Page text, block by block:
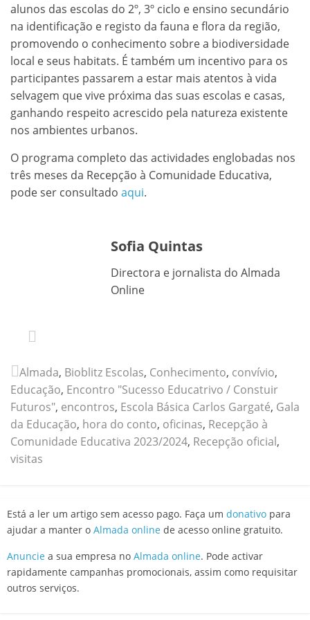
alunos das escolas do 2º, 3º ciclo e ensino secundário
na identificação e registo da fauna e flora da região,
promovendo o conhecimento sobre a biodiversidade
local e seus habitats. É também um incentivo para os
participantes passarem a estar mais atentos à vida
selvagem que vive próxima das suas escolas e casas,
ganhando respeito acrescido pela natureza existente
nos ambientes urbanos.
O programa completo das actividades englobadas nos
três meses da Recepção à Comunidade Educativa,
pode ser consultado aqui.
Sofia Quintas
Directora e jornalista do Almada
Online
Almada, Bioblitz Escolas, Conhecimento, convívio,
Educação, Encontro "Sucesso Educatrivo / Constuir
Futuros", encontros, Escola Básica Carlos Gargaté, Gala
da Educação, hora do conto, oficinas, Recepção à
Comunidade Educativa 2023/2024, Recepção oficial,
visitas
Está a ler um artigo sem acesso pago. Faça um donativo para
ajudar a manter o Almada online de acesso online gratuito.
Anuncie a sua empresa no Almada online. Pode activar
rapidamente campanhas promocionais, assim como requisitar
outros serviços.